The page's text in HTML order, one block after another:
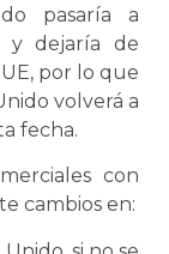
pasaría a
y dejaría de
por lo que
volverá a
fecha.
con
cambios en: